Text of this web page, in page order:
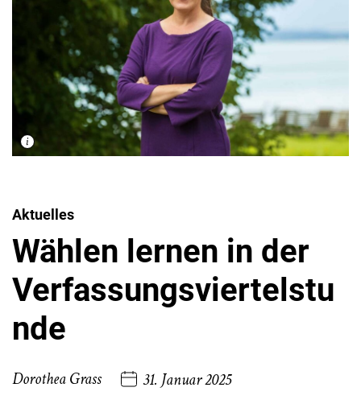
Aktuelles
Wählen lernen in der
Verfassungsviertelstu
nde
Dorothea Grass 31. Januar 2025